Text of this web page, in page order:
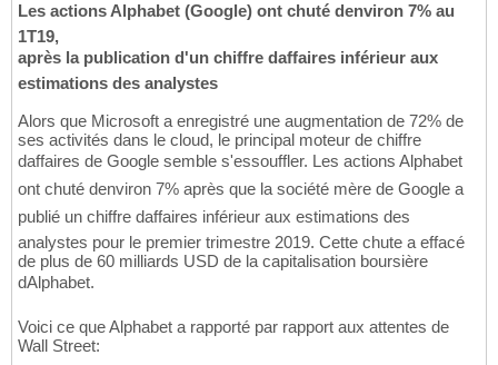
Les actions Alphabet (Google) ont chuté denviron 7% au
1T19,
après la publication d'un chiffre daffaires inférieur aux
estimations des analystes
Alors que Microsoft a enregistré une augmentation de 72% de
ses activités dans le cloud, le principal moteur de chiffre
daffaires de Google semble s'essouffler. Les actions Alphabet
ont chuté denviron 7% après que la société mère de Google a
publié un chiffre daffaires inférieur aux estimations des
analystes pour le premier trimestre 2019. Cette chute a effacé
de plus de 60 milliards USD de la capitalisation boursière
dAlphabet.
Voici ce que Alphabet a rapporté par rapport aux attentes de
Wall Street: